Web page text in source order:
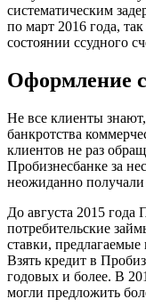
систематическим
по март 2016 года,
состоянии ссудного
Оформление
Не все клиенты
банкротства
клиентов не раз
Пробизнесбанке за
неожиданно получали
До августа 2015 года
потребительские
ставки,
Взять кредит в
годовых и более. В
могли предложить